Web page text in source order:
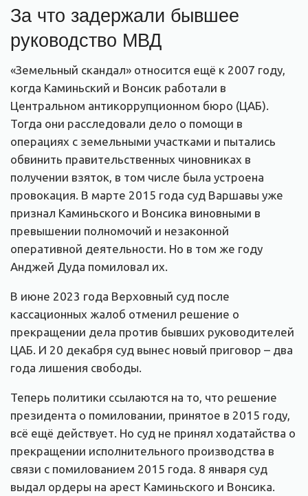
За что задержали бывшее
руководство МВД
«Земельный скандал» относится ещё к 2007 году,
когда Каминьский и Вонсик работали в
Центральном антикоррупционном бюро (ЦАБ).
Тогда они расследовали дело о помощи в
операциях с земельными участками и пытались
обвинить правительственных чиновниках в
получении взяток, в том числе была устроена
провокация. В марте 2015 года суд Варшавы уже
признал Каминьского и Вонсика виновными в
превышении полномочий и незаконной
оперативной деятельности. Но в том же году
Анджей Дуда помиловал их.
В июне 2023 года Верховный суд после
кассационных жалоб отменил решение о
прекращении дела против бывших руководителей
ЦАБ. И 20 декабря суд вынес новый приговор – два
года лишения свободы.
Теперь политики ссылаются на то, что решение
президента о помиловании, принятое в 2015 году,
всё ещё действует. Но суд не принял ходатайства о
прекращении исполнительного производства в
связи с помилованием 2015 года. 8 января суд
выдал ордеры на арест Каминьского и Вонсика.